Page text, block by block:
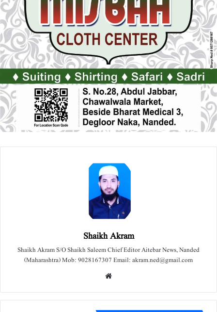
Shaikh Akram
Shaikh Akram S/O Shaikh Saleem Chief Editor Aitebar News, Nanded
(Maharashtra) Mob: 9028167307 Email: akram.ned@gmail.com
e